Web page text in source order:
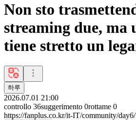
Non sto
streaming due, ma
tiene stretto un
하루
2026.07.01 21:00
controllo 36suggerimento 0rottame 0
https://fanplus.co.kr/it-IT/community/